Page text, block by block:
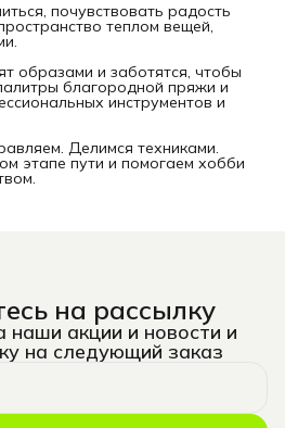
почувствовать радость
теплом вещей,
образами и заботятся, чтобы
благородной пряжи и
инструментов и
Делимся техниками.
этапе пути и помогаем хобби
на рассылку
наши акции и новости и
на следующий заказ